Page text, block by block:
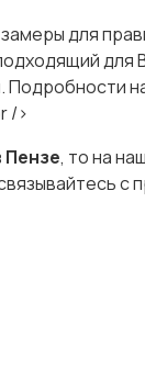
для
Подробности
/>
Пензе, то на
с